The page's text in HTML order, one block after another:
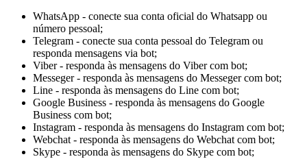
WhatsApp - conecte sua conta oficial do Whatsapp ou
número pessoal;
Telegram - conecte sua conta pessoal do Telegram ou
responda mensagens via bot;
Viber - responda às mensagens do Viber com bot;
Messeger - responda às mensagens do Messeger com bot;
Line - responda às mensagens do Line com bot;
Google Business - responda às mensagens do Google
Business com bot;
Instagram - responda às mensagens do Instagram com bot;
Webchat - responda às mensagens do Webchat com bot;
Skype - responda às mensagens do Skype com bot;